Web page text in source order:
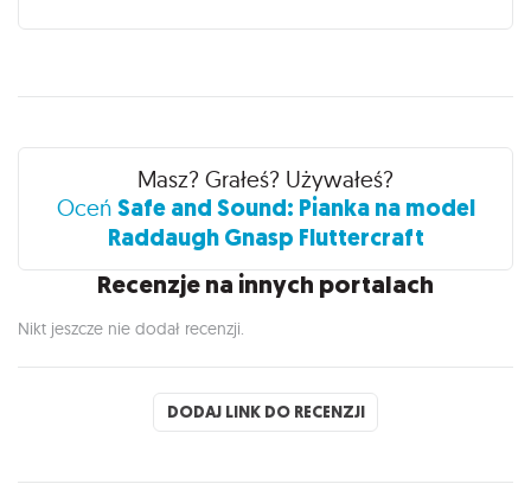
Recenzje
Masz? Grałeś? Używałeś?
Oceń Safe and Sound: Pianka na model
Raddaugh Gnasp Fluttercraft
Recenzje na innych portalach
Nikt jeszcze nie dodał recenzji.
DODAJ LINK DO RECENZJI